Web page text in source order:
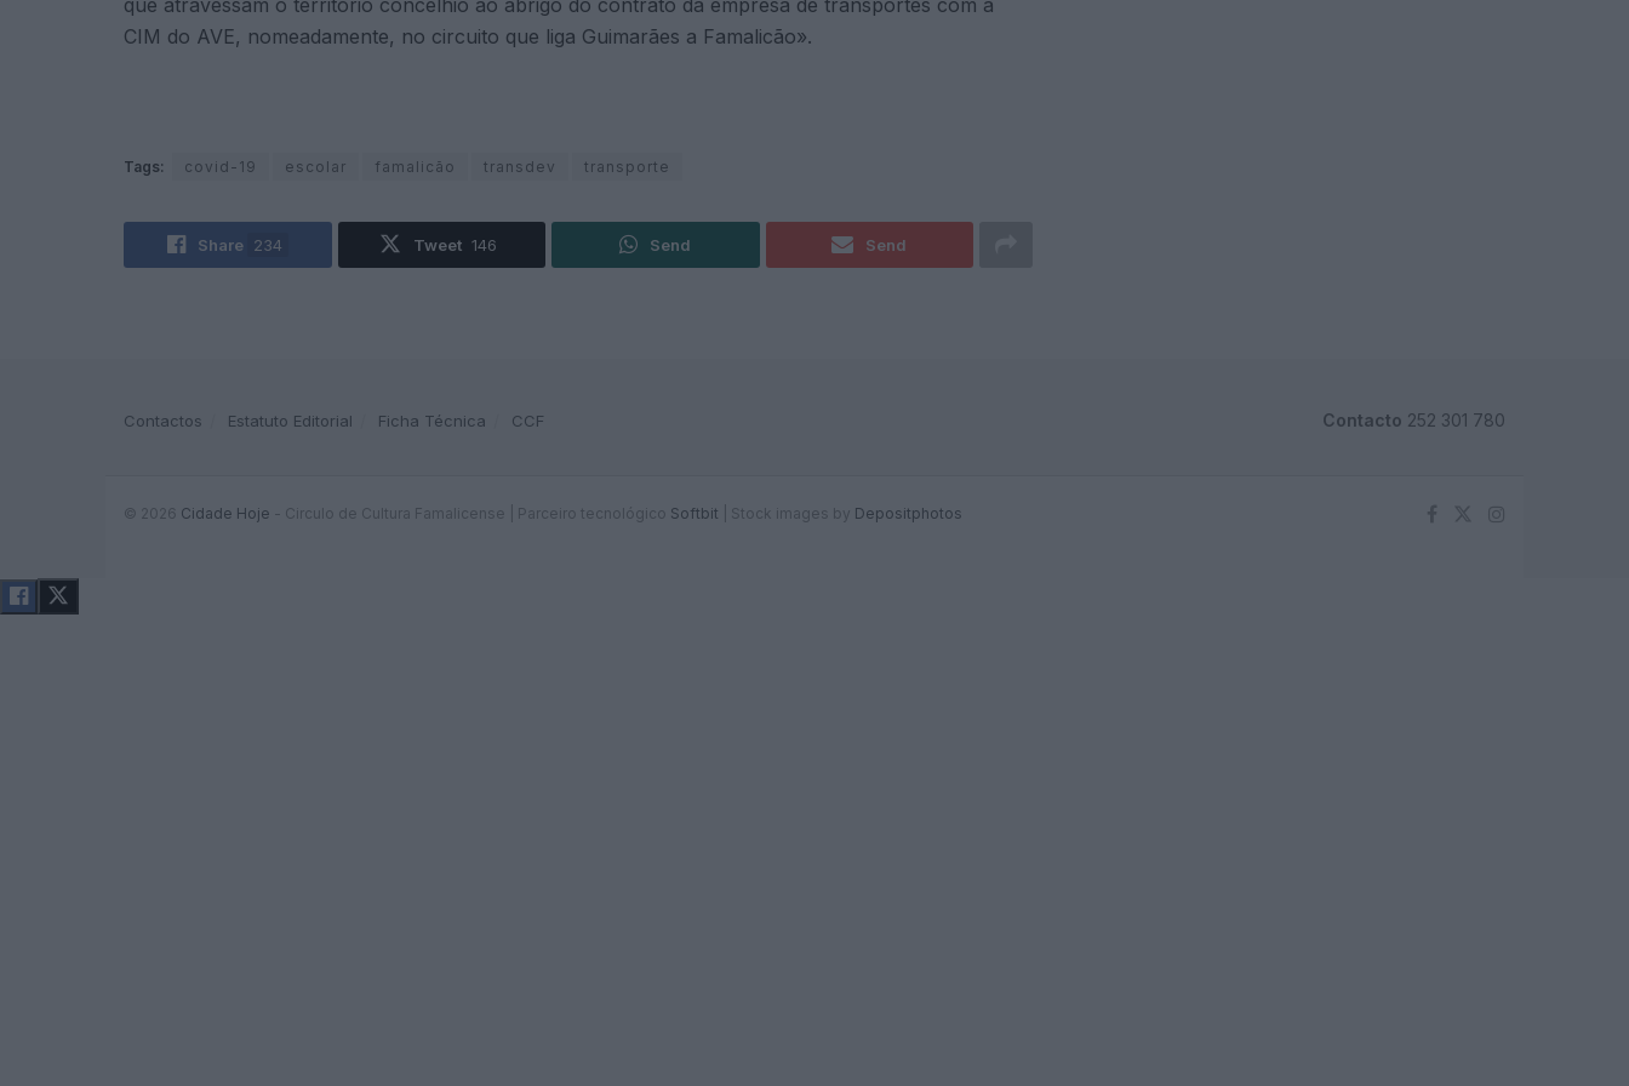
CIM do AVE, nomeadamente, no circuito que liga Guimarães a Famalicão».
Tags: covid-19 escolar famalicão transdev transporte
Share 234 Tweet 146 Send Send
Contactos Estatuto Editorial Ficha Técnica CCF Contacto 252 301 780
© 2026 Cidade Hoje - Circulo de Cultura Famalicense | Parceiro tecnológico Softbit Stock images by Depositphotos